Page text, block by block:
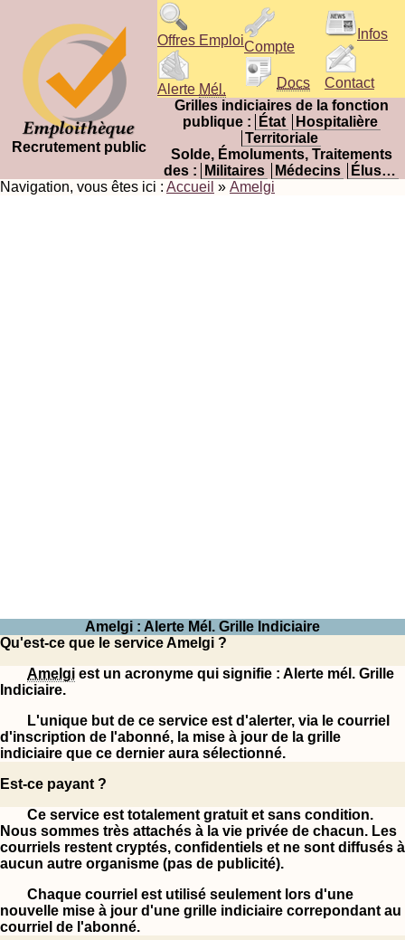
Recrutement public
Offres Emploi
Alerte Mél.
Compte
Docs
Infos
Contact
Grilles indiciaires de la fonction
publique :
État
Hospitalière
Territoriale
Solde, Émoluments, Traitements
des :
Militaires Médecins
Élus…
Navigation, vous êtes ici : Accueil » Amelgi
Amelgi : Alerte Mél. Grille Indiciaire
Qu'est-ce que le service Amelgi ?
Amelgi est un acronyme qui signifie : Alerte mél. Grille
Indiciaire.
L'unique but de ce service est d'alerter, via le courriel
d'inscription de l'abonné, la mise à jour de la grille
indiciaire que ce dernier aura sélectionné.
Est-ce payant ?
Ce service est totalement gratuit et sans condition.
Nous sommes très attachés à la vie privée de chacun. Les
courriels restent cryptés, confidentiels et ne sont diffusés à
aucun autre organisme (pas de publicité).
Chaque courriel est utilisé seulement lors d'une
nouvelle mise à jour d'une grille indiciaire correpondant au
courriel de l'abonné.